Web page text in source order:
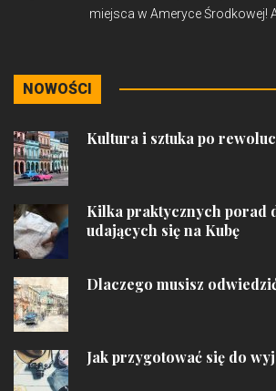
miejsca w Ameryce Środkowej!
NOWOŚCI
Kultura i sztuka po
Kilka praktycznych porad
udających się na Kubę
Dlaczego musisz
Jak przygotować się do